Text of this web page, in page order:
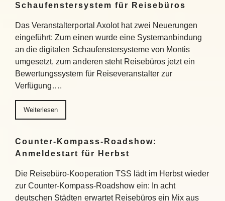
Schaufenstersystem für Reisebüros
Das Veranstalterportal Axolot hat zwei Neuerungen
eingeführt: Zum einen wurde eine Systemanbindung
an die digitalen Schaufenstersysteme von Montis
umgesetzt, zum anderen steht Reisebüros jetzt ein
Bewertungssystem für Reiseveranstalter zur
Verfügung….
Weiterlesen
Counter-Kompass-Roadshow:
Anmeldestart für Herbst
Die Reisebüro-Kooperation TSS lädt im Herbst wieder
zur Counter-Kompass-Roadshow ein: In acht
deutschen Städten erwartet Reisebüros ein Mix aus